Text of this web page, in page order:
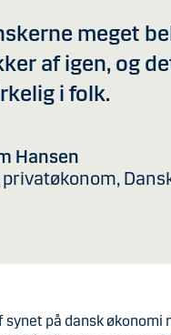
meget
af igen, og
i folk.
Hansen
på dansk økonomi